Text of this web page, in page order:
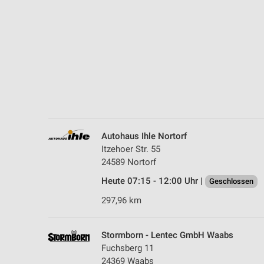
Autohaus Ihle Nortorf
Itzehoer Str. 55
24589 Nortorf
Heute 07:15 - 12:00 Uhr |
Geschlossen
297,96 km
Stormborn - Lentec GmbH Waabs
Fuchsberg 11
24369 Waabs
Verwendung genauer Standortdaten
Geräte anhand von aktiv angeforderten Informationen
Funktional